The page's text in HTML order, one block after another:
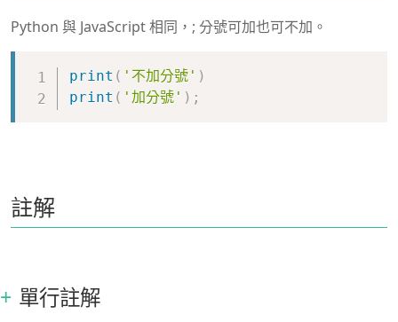
Python 與 JavaScript 相同，; 分號可加也可不加。
print ( '不加分號' )
print ( '加分號' ) ;
註解
單行註解